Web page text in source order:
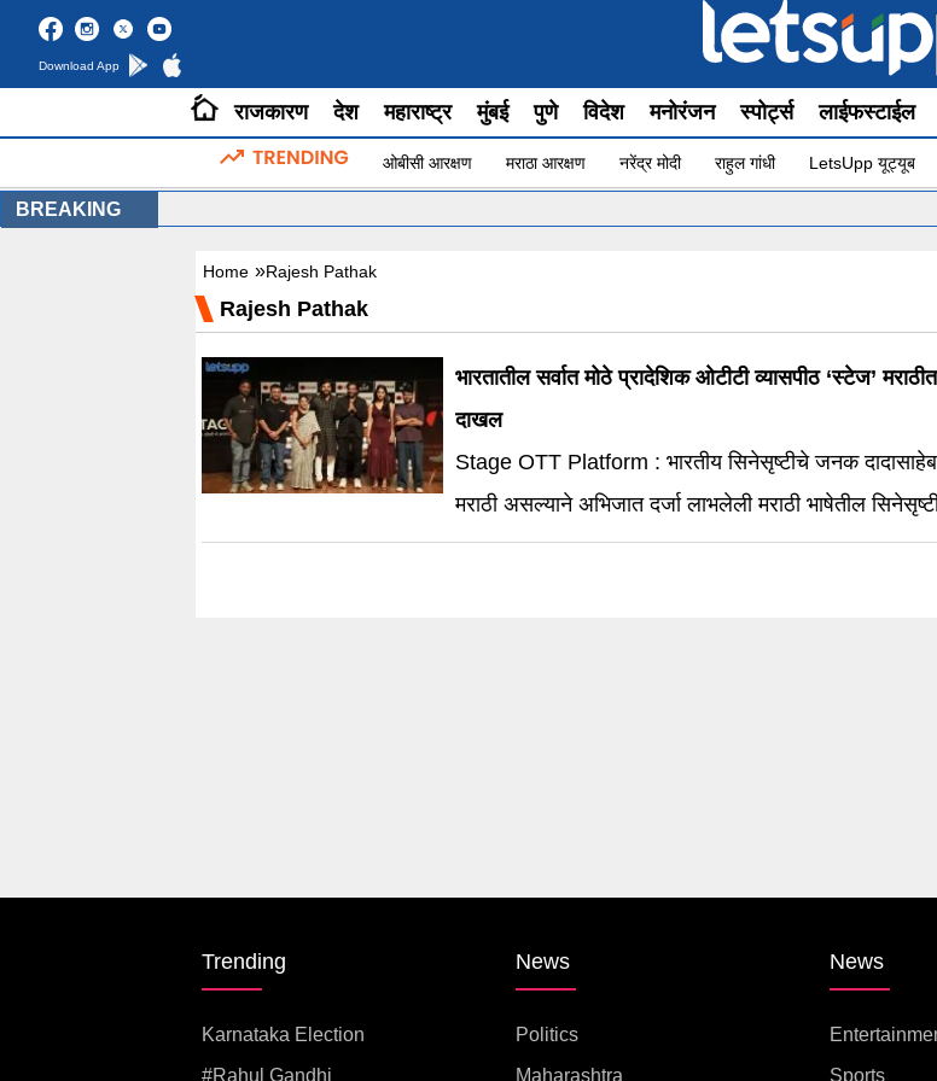
Download App
राजकारण देश महाराष्ट्र मुंबई पुणे विदेश मनोरंजन स्पोर्ट्स लाईफस्टाईल
ओबीसी आरक्षण मराठा आरक्षण नरेंद्र मोदी राहुल गांधी LetsUpp यूट्यूब
BREAKING
Home »Rajesh Pathak
Rajesh Pathak
भारतातील सर्वात मोठे प्रादेशिक ओटीटी व्यासपीठ ‘स्टेज’
दाखल
Stage OTT Platform : भारतीय सिनेसृष्टीचे जनक
मराठी असल्याने अभिजात दर्जा लाभलेली मराठी भाषेतील
Trending
Karnataka Election
#rahul Gandhi
News
Politics
Maharashtra
News
Sports